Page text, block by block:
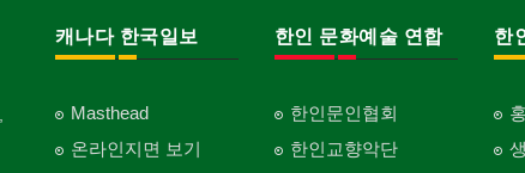
캐나다 한국일보
Masthead
온라인지면 보기
한인 문화예술 연합
한인문인협회
한인교향악단
한